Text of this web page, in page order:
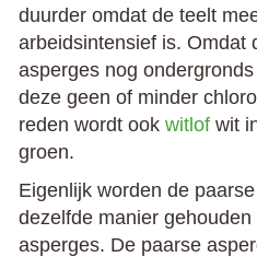
duurder omdat de teelt
arbeidsintensief is. Omdat
asperges nog
deze geen of minder
reden wordt ook witlof wit
groen.
Eigenlijk worden de
dezelfde manier
asperges. De paarse